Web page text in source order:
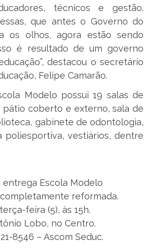
técnicos e gestão.
que antes o Governo do
os olhos, agora estão sendo
é resultado de um governo
destacou o secretário
Felipe Camarão.
Modelo possui 19 salas de
pátio coberto e externo, sala de
gabinete de odontologia,
poliesportiva, vestiários, dentre
entrega Escola Modelo
reformada.
feira (5), às 15h.
Lobo, no Centro.
8546 – Ascom Seduc.